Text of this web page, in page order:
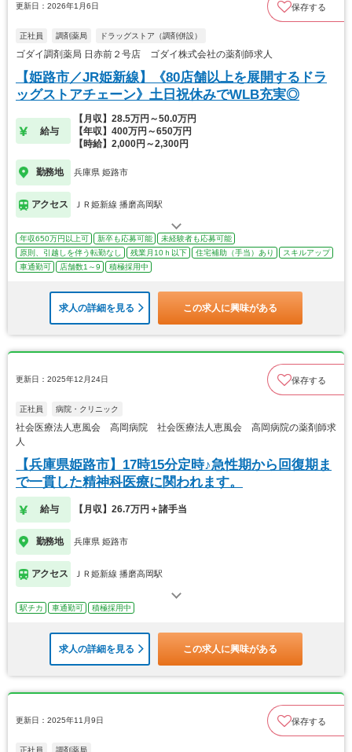
更新日：2026年1月6日 保存する
正社員 調剤薬局 ドラッグストア（調剤併設）
ゴダイ調剤薬局 日赤前２号店 ゴダイ株式会社の薬剤師求人
【姫路市／JR姫新線】《80店舗以上を展開するドラ
ッグストアチェーン》土日祝休みでWLB充実◎
給与
【月収】28.5万円～50.0万円
【年収】400万円～650万円
【時給】2,000円～2,300円
勤務地 兵庫県 姫路市
アクセス ＪＲ姫新線 播磨高岡駅
年収650万円以上可 新卒も応募可能
未経験者も応募可能
原則、引越しを伴う転勤なし
残業月10ｈ以下 住宅補助（手当）あり
スキルアップ
車通勤可
店舗数1～9 積極採用中
求人の詳細を見る この求人に興味がある
更新日：2025年12月24日 保存する
正社員 病院・クリニック
社会医療法人恵風会 高岡病院 社会医療法人恵風会 高岡病院の薬剤師求
人
【兵庫県姫路市】17時15分定時♪急性期から回復期ま
で一貫した精神科医療に関われます。
給与 【月収】26.7万円＋諸手当
勤務地 兵庫県 姫路市
アクセス ＪＲ姫新線 播磨高岡駅
駅チカ 車通勤可 積極採用中
求人の詳細を見る この求人に興味がある
更新日：2025年11月9日 保存する
正社員 調剤薬局